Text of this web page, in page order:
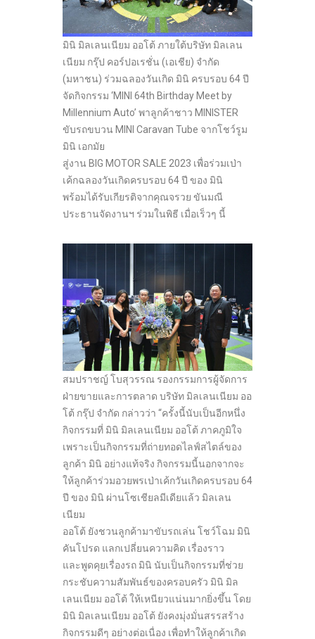
มินิ มิลเลนเนียม ออโต้ ภายใต้บริษัท มิลเลน
เนียม กรุ๊ป คอร์ปอเรชั่น (เอเชีย) จำกัด
(มหาชน) ร่วมฉลองวันเกิด มินิ ครบรอบ 64 ปี
จัดกิจกรรม ‘MINI 64th Birthday Meet by
Millennium Auto’ พาลูกค้าชาว MINISTER
ขับรถขบวน MINI Caravan Tube จากโชว์รูม
มินิ เอกมัย
สู่งาน BIG MOTOR SALE 2023 เพื่อร่วมเป่า
เค้กฉลองวันเกิดครบรอบ 64 ปี ของ มินิ
พร้อมได้รับเกียรติจากคุณจรวย ขันมณี
ประธานจัดงานฯ ร่วมในพิธี เมื่อเร็วๆ นี้
สมปราชญ์ โบสุวรรณ รองกรรมการผู้จัดการ
ฝ่ายขายและการตลาด บริษัท มิลเลนเนียม ออ
โต้ กรุ๊ป จำกัด กล่าวว่า “ครั้งนี้นับเป็นอีกหนึ่ง
กิจกรรมที่ มินิ มิลเลนเนียม ออโต้ ภาคภูมิใจ
เพราะเป็นกิจกรรมที่ถ่ายทอดไลฟ์สไตล์ของ
ลูกค้า มินิ อย่างแท้จริง กิจกรรมนี้นอกจากจะ
ให้ลูกค้าร่วมอวยพรเป่าเค้กวันเกิดครบรอบ 64
ปี ของ มินิ ผ่านโซเชียลมีเดียแล้ว มิลเลน
เนียม
ออโต้ ยังชวนลูกค้ามาขับรถเล่น โชว์โฉม มินิ
คันโปรด แลกเปลี่ยนความคิด เรื่องราว
และพูดคุยเรื่องรถ มินิ นับเป็นกิจกรรมที่ช่วย
กระชับความสัมพันธ์ของครอบครัว มินิ มิล
เลนเนียม ออโต้ ให้เหนียวแน่นมากยิ่งขึ้น โดย
มินิ มิลเลนเนียม ออโต้ ยังคงมุ่งมั่นสรรสร้าง
กิจกรรมดีๆ อย่างต่อเนื่อง เพื่อทำให้ลูกค้าเกิด